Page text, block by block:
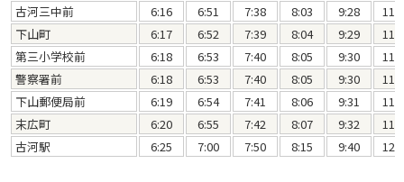
古河三中前
6:16 6:51 7:38 8:03 9:28
下山町
6:17 6:52 7:39 8:04 9:29
第三小学校前
6:18 6:53 7:40 8:05 9:30
警察署前
6:18 6:53 7:40 8:05 9:30
下山郵便局前
6:19 6:54 7:41 8:06 9:31
末広町
6:20 6:55 7:42 8:07 9:32
古河駅
6:25 7:00 7:50 8:15 9:40